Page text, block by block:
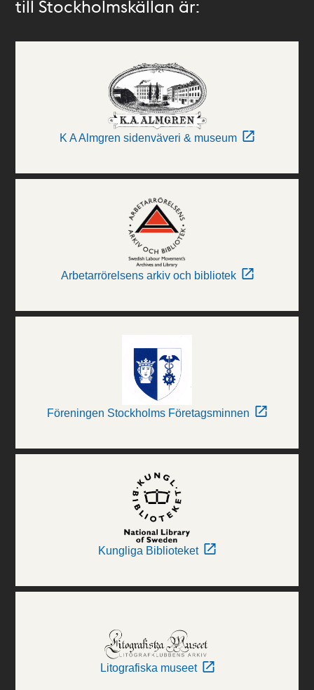
till Stockholmskällan är:
K A Almgren sidenväveri & museum
Arbetarrörelsens arkiv och bibliotek
Föreningen Stockholms Företagsminnen
Kungliga Biblioteket
Litografiska museet